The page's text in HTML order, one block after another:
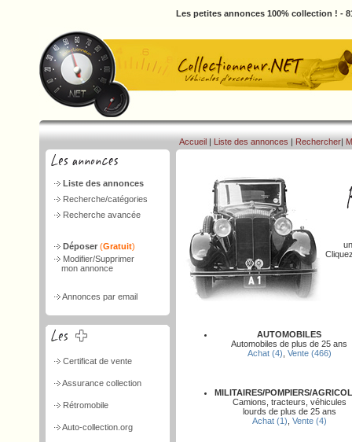
Les petites annonces 100% collection ! -
Liste des annonces
Recherche/catégories
Recherche avancée
Déposer (Gratuit)
Modifier/Supprimer
mon annonce
Annonces par email
Certificat de vente
Assurance collection
Rétromobile
Auto-collection.org
Accueil | Liste des annonces | Rechercher|
AUTOMOBILES
Automobiles de plus de 25 ans
Achat (4) Vente (466)
MILITAIRES/POMPIERS/
Camions, tracteurs, véhicules
lourds de plus de 25 ans
Achat (1) Vente (4)